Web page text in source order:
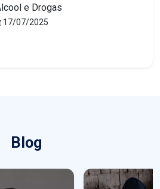
e Drogas
17/07/2025
Blog